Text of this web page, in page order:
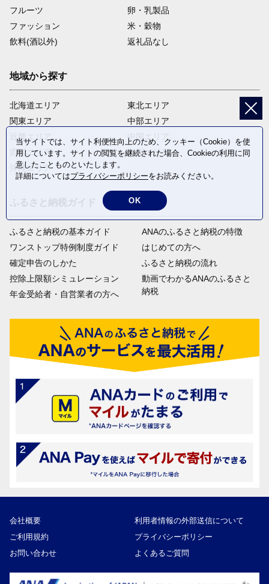
フルーツ
卵・乳製品
ファッション
米・穀物
飲料(酒以外)
返礼品なし
地域から探す
北海道エリア
関東エリア
近畿エリア
四国エリア
沖縄エリア
東北エリア
中部エリア
中国エリア
九州エリア
ふるさと納税の基本ガイド
ワンストップ特例制度ガイド
確定申告のしかた
控除上限額シミュレーション
年金受給者・自営業者の方へ
ANAのふるさと納税の特徴
はじめての方へ
ふるさと納税の流れ
動画でわかるANAのふるさと
納税
会社概要
利用者情報の外部送信について
ご利用規約
プライバシーポリシー
お問い合わせ
よくあるご質問
当サイトでは、サイト利便性向上のため、クッキー（Cookie）を使
用しています。サイトの閲覧を継続された場合、Cookieの利用に同
意したことものといたします。
詳細についてはプライバシーポリシーをお読みください。
OK